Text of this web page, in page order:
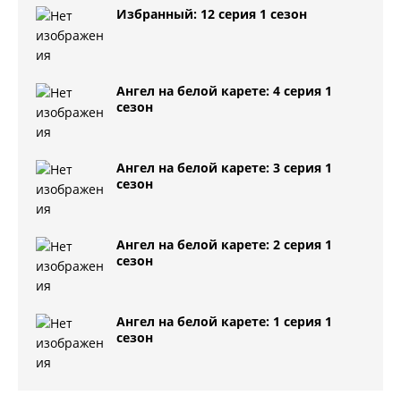
Избранный: 12 серия 1 сезон
Ангел на белой карете: 4 серия 1
сезон
Ангел на белой карете: 3 серия 1
сезон
Ангел на белой карете: 2 серия 1
сезон
Ангел на белой карете: 1 серия 1
сезон